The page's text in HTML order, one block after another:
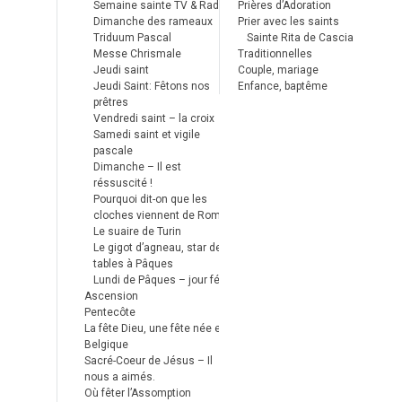
Semaine sainte TV & Radio
Dimanche des rameaux
Triduum Pascal
Messe Chrismale
Jeudi saint
Jeudi Saint: Fêtons nos
prêtres
Vendredi saint – la croix
Samedi saint et vigile
pascale
Dimanche – Il est
réssuscité !
Pourquoi dit-on que les
cloches viennent de Rome ?
Le suaire de Turin
Le gigot d’agneau, star des
tables à Pâques
Lundi de Pâques – jour férié
Ascension
Pentecôte
La fête Dieu, une fête née en
Belgique
Sacré-Coeur de Jésus – Il
nous a aimés.
Où fêter l’Assomption
Prières d’Adoration
Prier avec les saints
Sainte Rita de Cascia
Traditionnelles
Couple, mariage
Enfance, baptême